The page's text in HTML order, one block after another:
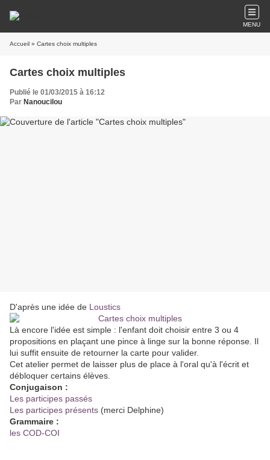
MENU
Accueil » Cartes choix multiples
Cartes choix multiples
Publié le 01/03/2015 à 16:12
Par Nanoucilou
D'après une idée de Loustics
Là encore l'idée est simple : l'enfant doit choisir entre 3 ou 4
propositions en plaçant une pince à linge sur la bonne réponse. Il
lui suffit ensuite de retourner la carte pour valider.
Cet atelier permet de laisser plus de place à l'oral qu'à l'écrit et
débloquer certains élèves.
Conjugaison :
Les participes passés
Les participes présents (merci Delphine)
Grammaire :
les COD-COI